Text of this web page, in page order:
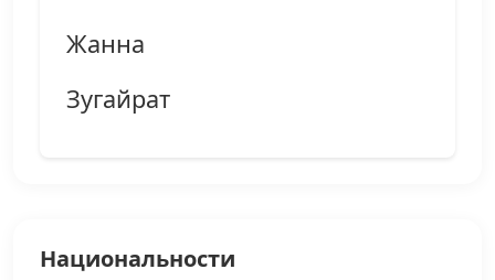
Жанна
Зугайрат
Национальности